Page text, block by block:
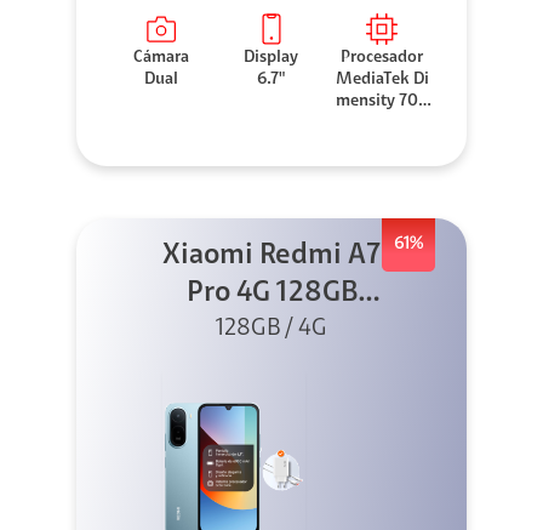
Cámara
Dual
Display
6.7"
Procesador
MediaTek Di
mensity 706
61%
Xiaomi Redmi A7
Pro 4G 128GB
Azul + Cargador
128GB / 4G